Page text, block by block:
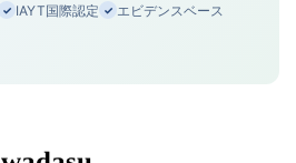
✓ IAYT国際認定 ✓ エビデンスベース